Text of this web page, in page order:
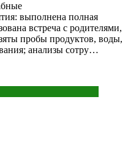
выполнена полная
встреча с родителями,
пробы продуктов, воды,
анализы сотру…